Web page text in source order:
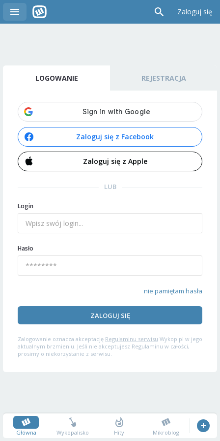
Zaloguj się
LOGOWANIE REJESTRACJA
Zaloguj się z Facebook
Zaloguj się z Apple
LUB
Login
Hasło
nie pamiętam hasła
ZALOGUJ SIĘ
Zalogowanie oznacza akceptację Regulaminu serwisu Wykop.pl w jego
aktualnym brzmieniu. Jeśli nie akceptujesz Regulaminu w całości,
prosimy o niekorzystanie z serwisu.
Główna Wykopalisko Hity Mikroblog